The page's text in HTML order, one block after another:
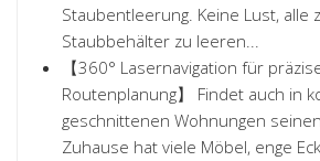
Staubentleerung. Keine Lust, alle
Staubbehälter zu leeren...
【360° Lasernavigation für
Routenplanung】 Findet auch in
geschnittenen Wohnungen
Zuhause hat viele Möbel, enge